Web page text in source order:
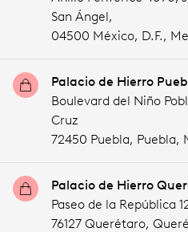
San Ángel,
04500 México, D.F.,
Palacio de Hierro
Boulevard del Niño
Cruz
72450 Puebla, Puebla,
Palacio de Hierro
Paseo de la República
76127 Querétaro,